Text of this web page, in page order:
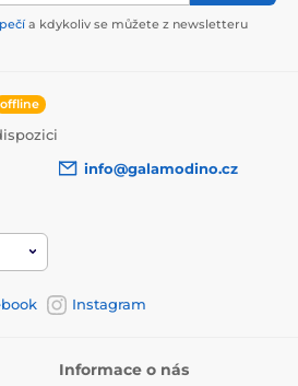
a kdykoliv se můžete z newsletteru
offline
info@galamodino.cz
Instagram
Informace o nás